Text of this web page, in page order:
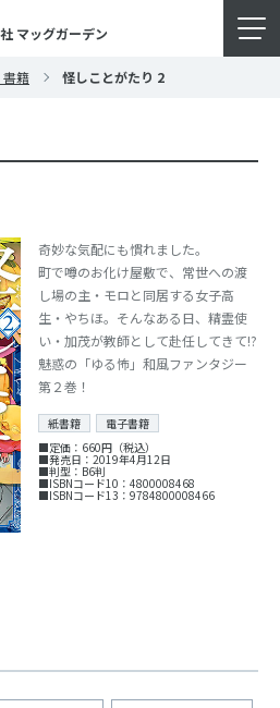
マッグガーデン
書籍 怪しことがたり 2
奇妙な気配にも慣れました。
町で噂のお化け屋敷で、常世への渡
し場の主・モロと同居する女子高
生・やちほ。そんなある日、精霊使
い・加茂が教師として赴任してきて!?
魅惑の「ゆる怖」和風ファンタジー
第２巻！
紙書籍
電子書籍
■定価：660円（税込）
■発売日：2019年4月12日
■判型：B6判
■ISBNコード10：4800008468
■ISBNコード13：9784800008466